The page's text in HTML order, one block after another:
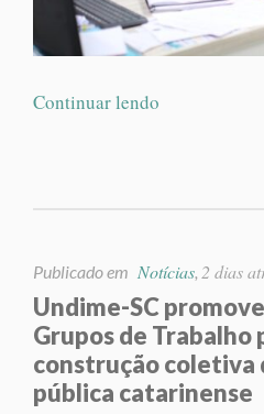
Continuar lendo
Publicado em Notícias, 2 dias
Undime-SC
Grupos de
construção coletiva
pública catarinense